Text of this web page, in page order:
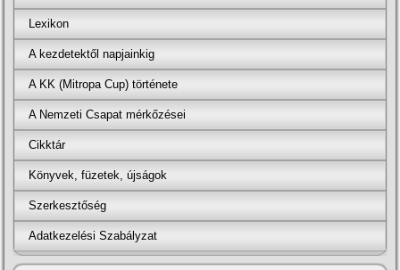
Lexikon
A kezdetektől napjainkig
A KK (Mitropa Cup) története
A Nemzeti Csapat mérkőzései
Cikktár
Könyvek, füzetek, újságok
Szerkesztőség
Adatkezelési Szabályzat